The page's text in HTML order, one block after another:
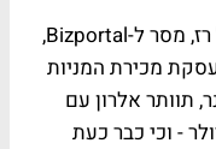
סמנכ"ל הכספים של חברת אלרון, טל רז, מסר ל-Bizportal,
מכירת המניות
תוותר אלרון עם
260 מיליון דולר - וכי כבר כעת